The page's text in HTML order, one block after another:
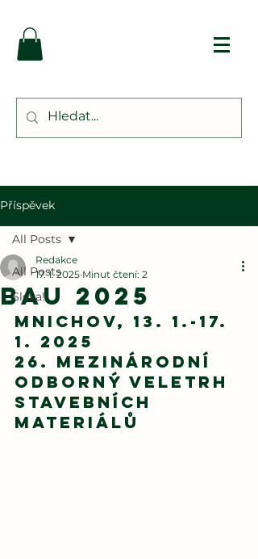
Příspěvek
All Posts
Sleva!
All Posts
BAU 2025
Redakce
17. 1. 2025 Minut čtení: 2
Mnichov, 13. 1.-17.
1. 2025
26. mezinárodní
odborný veletrh
stavebních
materiálů